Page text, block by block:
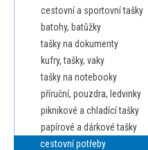
cestovní a sportovní tašky
batohy, batůžky
tašky na dokumenty
kufry, tašky, vaky
tašky na notebooky
příruční, pouzdra, ledvinky
piknikové a chladící tašky
papírové a dárkové tašky
cestovní potřeby